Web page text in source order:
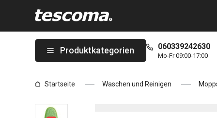
Produktkategorien 060339242630
Mo-Fr 09:00-17:00
Startseite Waschen und Reinigen